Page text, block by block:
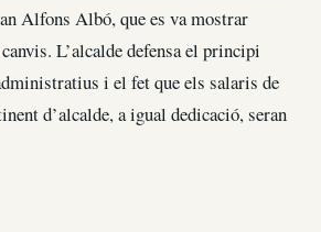
Alfons Albó, que es va mostrar
L’alcalde defensa el principi
i el fet que els salaris de
d’alcalde, a igual dedicació, seran